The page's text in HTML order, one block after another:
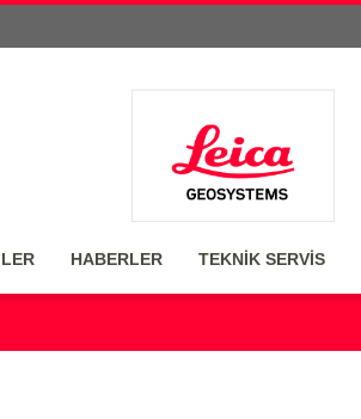
HABERLER TEKNİK SERVİS